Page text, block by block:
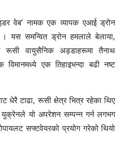
वेब’ नामक एक व्यापक एआई ड्रोन
समन्वित ड्रोन हमलाले बेलाया,
रूसी वायुसैनिक अड्डाहरूमा तैनाथ
एक तिहाइभन्दा बढी नष्ट
धेरै टाढा, रूसी क्षेत्र भित्र रहेका थिए
युक्रेनले यो अपरेशन सम्पन्न गर्न लगभग
सफ्टवेयरको प्रयोग गरेको थियो